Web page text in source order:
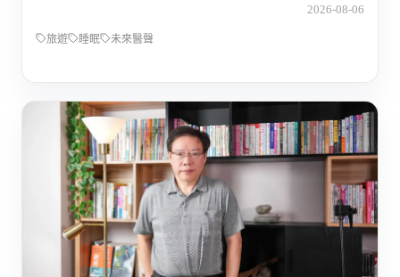
2026-08-06
旅遊 睡眠 未來醫聲